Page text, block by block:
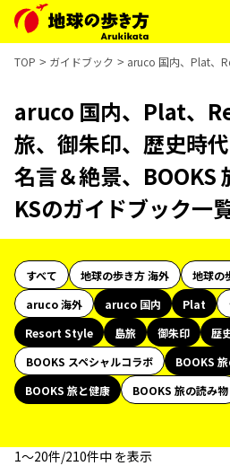
TOP ガイドブック aruco 国内、Plat、
aruco 国内、Plat、
旅、御朱印、歴史時
名言＆絶景、BOOKS
KSのガイドブック一
すべて 地球の歩き方 海外
地球の
aruco 海外
aruco 国内 Plat
Resort Style
島旅 御朱印 歴
BOOKS スペシャルコラボ
BOOKS
BOOKS 旅と健康
BOOKS 旅の読み物
1〜20件/210件中 を表示